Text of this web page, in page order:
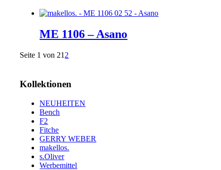
ME 1106 – Asano
Seite 1 von 21 2
Kollektionen
NEUHEITEN
Bench
F2
Fitche
GERRY WEBER
makellos.
s.Oliver
Werbemittel